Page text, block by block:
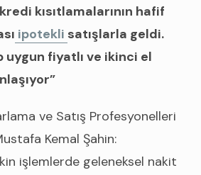
kısıtlamalarının hafif
ipotekli satışlarla geldi.
uygun fiyatlı ve ikinci el
ve Satış Profesyonelleri
Kemal Şahin:
işlemlerde geleneksel nakit